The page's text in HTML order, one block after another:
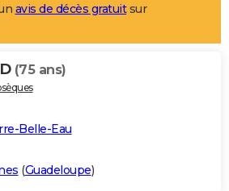
avis de décès gratuitsur
(75 ans)
Belle-Eau
(Guadeloupe)